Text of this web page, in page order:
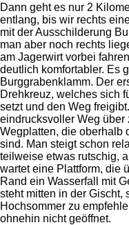
Dann geht es nur 2
entlang, bis wir rechts
mit der Ausschilderung
man aber noch rechts
am Jagerwirt vorbei
deutlich komfortabler. Es
Burggrabenklamm. Der
Drehkreuz, welches sich
setzt und den Weg
eindrucksvoller Weg über
Wegplatten, die oberhalb
sind. Man steigt schon
teilweise etwas rutschig,
wartet eine Plattform, die
Rand ein Wasserfall mit
steht mitten in der Gischt,
Hochsommer zu
ohnehin nicht geöffnet.